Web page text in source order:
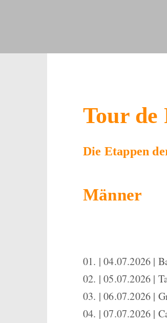
Tour de
Die Etappen
Männer
01. | 04.07.2026 |
02. | 05.07.2026 |
03. | 06.07.2026 |
04. | 07.07.2026 |